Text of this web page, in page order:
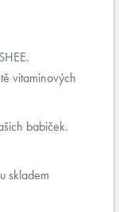
vitaminových
babiček.
skladem